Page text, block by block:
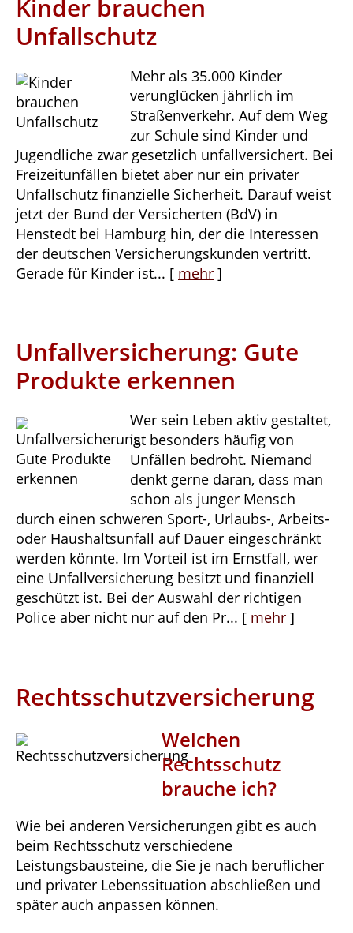
Kinder brauchen
Unfallschutz
Mehr als 35.000 Kinder
verunglücken jährlich im
Straßenverkehr. Auf dem Weg
zur Schule sind Kinder und
Jugendliche zwar gesetzlich unfallversichert. Bei
Freizeitunfällen bietet aber nur ein privater
Unfallschutz finanzielle Sicherheit. Darauf weist
jetzt der Bund der Versicherten (BdV) in
Henstedt bei Hamburg hin, der die Interessen
der deutschen Versicherungskunden vertritt.
Gerade für Kinder ist... [ mehr ]
Unfallversicherung: Gute
Produkte erkennen
Wer sein Leben aktiv gestaltet,
ist besonders häufig von
Unfällen bedroht. Niemand
denkt gerne daran, dass man
schon als junger Mensch
durch einen schweren Sport-, Urlaubs-, Arbeits-
oder Haushaltsunfall auf Dauer eingeschränkt
werden könnte. Im Vorteil ist im Ernstfall, wer
eine Unfallversicherung besitzt und finanziell
geschützt ist. Bei der Auswahl der richtigen
Police aber nicht nur auf den Pr... [ mehr ]
Rechtsschutzversicherung
Welchen
Rechtsschutz
brauche ich?
Wie bei anderen Versicherungen gibt es auch
beim Rechtsschutz verschiedene
Leistungsbausteine, die Sie je nach beruflicher
und privater Lebenssituation abschließen und
später auch anpassen können.